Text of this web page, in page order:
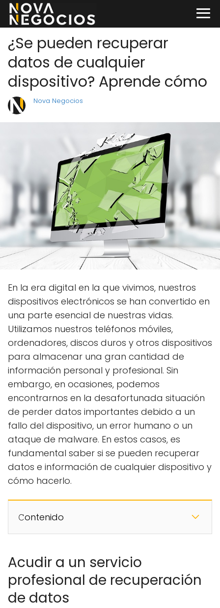
¿Se pueden recuperar
datos de cualquier
dispositivo? Aprende cómo
Nova Negocios
En la era digital en la que vivimos, nuestros
dispositivos electrónicos se han convertido en
una parte esencial de nuestras vidas.
Utilizamos nuestros teléfonos móviles,
ordenadores, discos duros y otros dispositivos
para almacenar una gran cantidad de
información personal y profesional. Sin
embargo, en ocasiones, podemos
encontrarnos en la desafortunada situación
de perder datos importantes debido a un
fallo del dispositivo, un error humano o un
ataque de malware. En estos casos, es
fundamental saber si se pueden recuperar
datos e información de cualquier dispositivo y
cómo hacerlo.
𝙲ontenido
Acudir a un servicio
profesional de recuperación
de datos